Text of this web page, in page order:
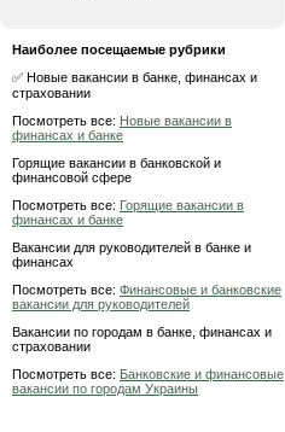
Наиболее посещаемые рубрики
✅ Новые вакансии в банке, финансах и
страховании
Посмотреть все: Новые вакансии в
финансах и банке
Горящие вакансии в банковской и
финансовой сфере
Посмотреть все: Горящие вакансии в
финансах и банке
Вакансии для руководителей в банке и
финансах
Посмотреть все: Финансовые и банковские
вакансии для руководителей
Вакансии по городам в банке, финансах и
страховании
Посмотреть все: Банковские и финансовые
вакансии по городам Украины